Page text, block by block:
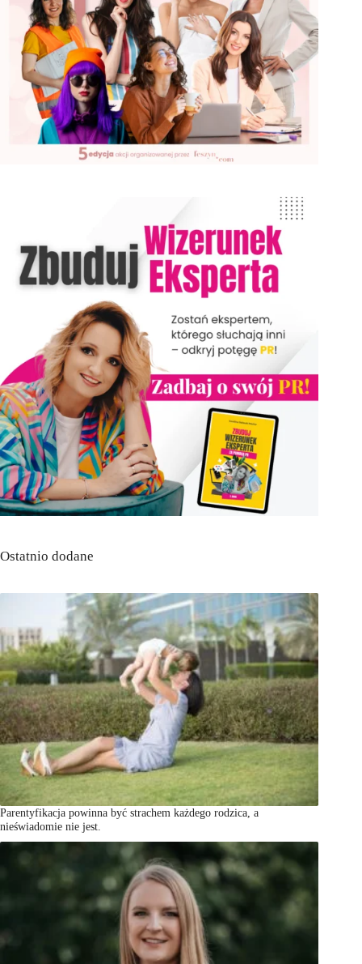
Ostatnio dodane
Parentyfikacja powinna być strachem każdego rodzica, a
nieświadomie nie jest.